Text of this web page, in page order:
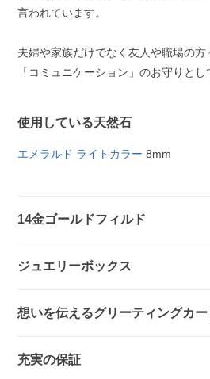
言われています。
夫婦や家族だけでなく友人や職場の方
「コミュニケーション」のお守りとし
使用している天然石
エメラルド ライトカラー 8mm
14金ゴールドフィルド
ジュエリーボックス
想いを伝えるグリーティングカー
充実の保証